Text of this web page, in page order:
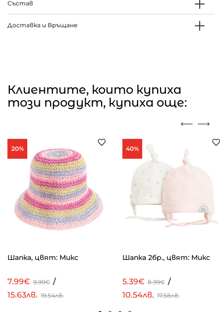
Състав
Доставка и Връщане
Клиентите, които купиха
този продукт, купиха още:
20%
Шапка, цвят: Микс
7.99€ 9.99€ /
15.63лв. 19.54лв.
40%
Шапка 2бр., цвят: Микс
5.39€ 8.99€ /
10.54лв. 17.58лв.